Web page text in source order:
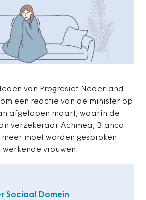
van Progresief Nederland
een reactie van de minister op
afgelopen maart, waarin de
verzekeraar Achmea, Bianca
moet worden gesproken
vrouwen.
Sociaal Domein